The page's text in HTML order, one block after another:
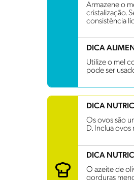
Armazene o
cristalização.
consistência
DICA
Utilize o mel
pode ser
DICA
Os ovos são
D. Inclua
DICA
O azeite de
gorduras